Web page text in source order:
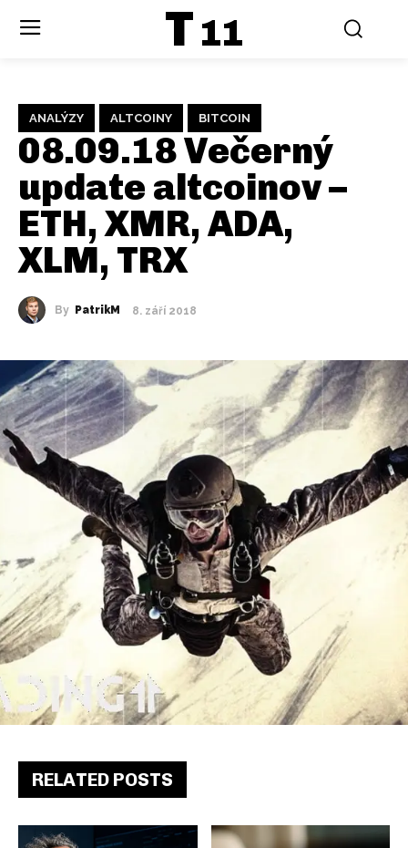
T 11
ANALÝZY ALTCOINY BITCOIN
08.09.18 Večerný
update altcoinov –
ETH, XMR, ADA,
XLM, TRX
By PatrikM 8. září 2018
RELATED POSTS